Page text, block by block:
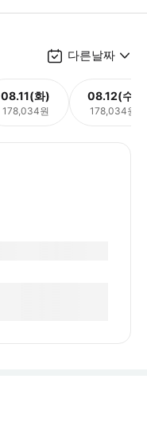
다른날짜
08.11(화)
178,034원
08.12(수)
178,034원